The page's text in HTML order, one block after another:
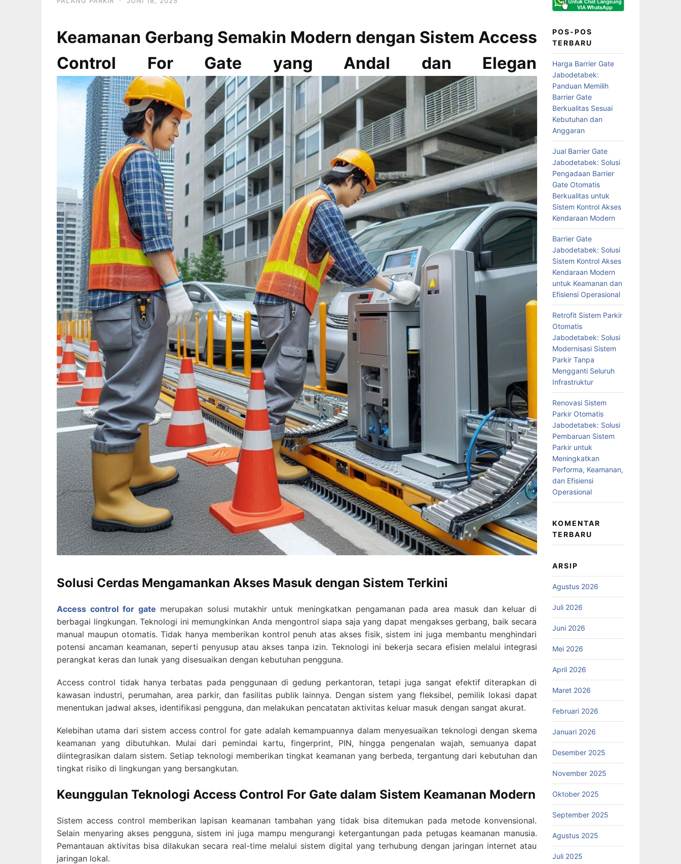
Keamanan Gerbang Semakin Modern dengan Sistem Access
Control For Gate yang Andal dan Elegan
Solusi Cerdas Mengamankan Akses Masuk dengan Sistem Terkini
Access control for gate merupakan solusi mutakhir untuk meningkatkan pengamanan pada area masuk dan keluar di
berbagai lingkungan. Teknologi ini memungkinkan Anda mengontrol siapa saja yang dapat mengakses gerbang, baik secara
manual maupun otomatis. Tidak hanya memberikan kontrol penuh atas akses fisik, sistem ini juga membantu menghindari
potensi ancaman keamanan, seperti penyusup atau akses tanpa izin. Teknologi ini bekerja secara efisien melalui integrasi
perangkat keras dan lunak yang disesuaikan dengan kebutuhan pengguna.
Access control tidak hanya terbatas pada penggunaan di gedung perkantoran, tetapi juga sangat efektif diterapkan di
kawasan industri, perumahan, area parkir, dan fasilitas publik lainnya. Dengan sistem yang fleksibel, pemilik lokasi dapat
menentukan jadwal akses, identifikasi pengguna, dan melakukan pencatatan aktivitas keluar masuk dengan sangat akurat.
Kelebihan utama dari sistem access control for gate adalah kemampuannya dalam menyesuaikan teknologi dengan skema
keamanan yang dibutuhkan. Mulai dari pemindai kartu, fingerprint, PIN, hingga pengenalan wajah, semuanya dapat
diintegrasikan dalam sistem. Setiap teknologi memberikan tingkat keamanan yang berbeda, tergantung dari kebutuhan dan
tingkat risiko di lingkungan yang bersangkutan.
Keunggulan Teknologi Access Control For Gate dalam Sistem Keamanan Modern
Sistem access control memberikan lapisan keamanan tambahan yang tidak bisa ditemukan pada metode konvensional.
Selain menyaring akses pengguna, sistem ini juga mampu mengurangi ketergantungan pada petugas keamanan manusia.
Pemantauan aktivitas bisa dilakukan secara real-time melalui sistem digital yang terhubung dengan jaringan internet atau
jaringan lokal.
POS-POS
TERBARU
Harga Barrier Gate
Jabodetabek:
Panduan Memilih
Barrier Gate
Berkualitas Sesuai
Kebutuhan dan
Anggaran
Jual Barrier Gate
Jabodetabek: Solusi
Pengadaan Barrier
Gate Otomatis
Berkualitas untuk
Sistem Kontrol Akses
Kendaraan Modern
Barrier Gate
Jabodetabek: Solusi
Sistem Kontrol Akses
Kendaraan Modern
untuk Keamanan dan
Efisiensi Operasional
Retrofit Sistem Parkir
Otomatis
Jabodetabek: Solusi
Modernisasi Sistem
Parkir Tanpa
Mengganti Seluruh
Infrastruktur
Renovasi Sistem
Parkir Otomatis
Jabodetabek: Solusi
Pembaruan Sistem
Parkir untuk
Meningkatkan
Performa, Keamanan,
dan Efisiensi
Operasional
KOMENTAR
TERBARU
ARSIP
Agustus 2026
Juli 2026
Juni 2026
Mei 2026
April 2026
Maret 2026
Februari 2026
Januari 2026
Desember 2025
November 2025
Oktober 2025
September 2025
Agustus 2025
Juli 2025